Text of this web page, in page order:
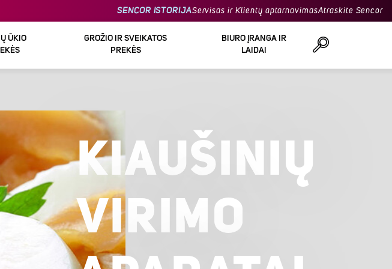
SENCOR ISTORIJAServisas ir Klientų aptarnavimasAtraskite Sencor
ŪKIO
GROŽIO IR SVEIKATOS
PREKĖS
BIURO ĮRANGA IR
LAIDAI
KIAUŠINIŲ
VIRIMO